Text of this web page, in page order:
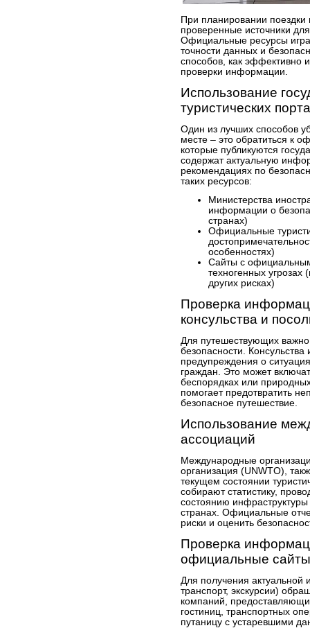
При планировании
проверенные источники
Официальные ресурсы
точности данных и
способов, как эффективно
проверки информации.
Использование
туристических
Один из лучших способов
месте – это обратиться к
которые публикуются
содержат актуальную
рекомендациях по
таких ресурсов:
Министерства
информации о
странах)
Официальные
особенностях)
Сайты с
техногенных
других рисках)
Проверка
консульства и
Для путешествующих
безопасности.
предупреждения о
граждан. Это может
беспорядках или
помогает предотвратить
безопасное путешествие.
Использование
ассоциаций
Международные
организация (UNWTO),
текущем состоянии
собирают статистику,
состоянию
странах. Официальные
риски и оценить
Проверка
официальные сайты
Для получения актуальной
транспорт, экскурсии)
компаний,
гостиниц, транспортных
путаницу с устаревшими